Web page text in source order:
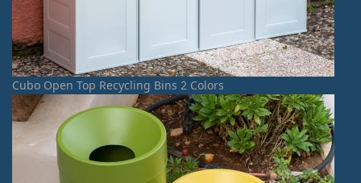
Cubo Open Top Recycling Bins 2 Colors